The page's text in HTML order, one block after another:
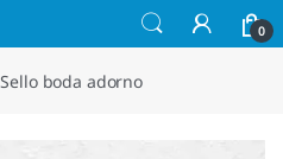
0
Sello boda adorno